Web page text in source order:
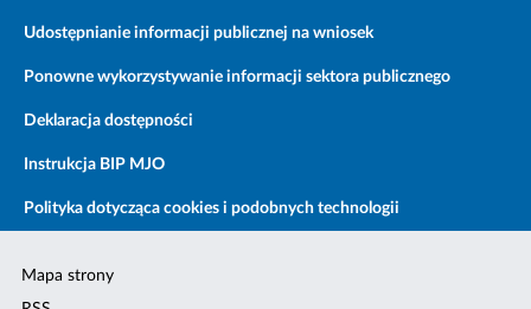
Udostępnianie informacji publicznej na wniosek
Ponowne wykorzystywanie informacji sektora publicznego
Deklaracja dostępności
Instrukcja BIP MJO
Polityka dotycząca cookies i podobnych technologii
Mapa strony